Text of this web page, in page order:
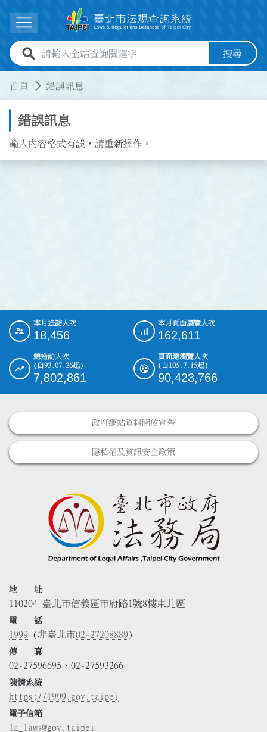
展開選單
全站查詢關鍵字欄位 搜尋
首頁 錯誤訊息
錯誤訊息
輸入內容格式有誤，請重新操作。
::: 本月造訪人次
18,456
本月頁面瀏覽人次
162,611
總造訪人次
(自93.07.26起)
7,802,861
頁面總瀏覽人次
(自105.7.15起)
90,423,766
政府網站資料開放宣告
隱私權及資訊安全政策
地 址
110204 臺北市信義區市府路1號8樓東北區
電 話
1999 (非臺北市02-27208889)
傳 真
02-27596695、02-27593266
陳情系統
https://1999.gov.taipei
電子信箱
la_laws@gov.taipei